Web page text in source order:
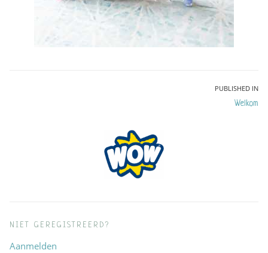
PUBLISHED IN
Welkom
NIET GEREGISTREERD?
Aanmelden